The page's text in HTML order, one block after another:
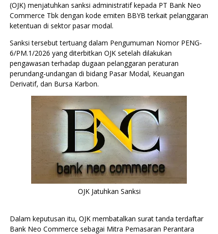
(OJK) menjatuhkan sanksi administratif kepada PT Bank Neo
Commerce Tbk dengan kode emiten BBYB terkait pelanggaran
ketentuan di sektor pasar modal.
Sanksi tersebut tertuang dalam Pengumuman Nomor PENG-
6/PM.1/2026 yang diterbitkan OJK setelah dilakukan
pengawasan terhadap dugaan pelanggaran peraturan
perundang-undangan di bidang Pasar Modal, Keuangan
Derivatif, dan Bursa Karbon.
OJK Jatuhkan Sanksi
Dalam keputusan itu, OJK membatalkan surat tanda terdaftar
Bank Neo Commerce sebagai Mitra Pemasaran Perantara